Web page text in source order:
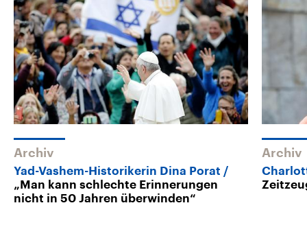
Archiv
Yad-Vashem-Historikerin Dina Porat
„Man kann schlechte Erinnerungen
nicht in 50 Jahren überwinden“
Archiv